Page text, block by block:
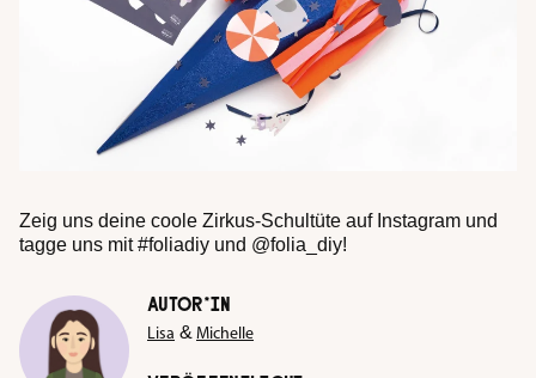
AUTOR*IN
Lisa &Michelle
Zeig uns deine coole Zirkus-Schultüte auf Instagram und
tagge uns mit #foliadiy und @folia_diy!